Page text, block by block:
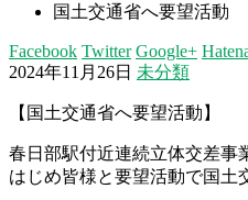
国土交通省へ要望活動
Facebook Twitter Google+
2024年11月26日 未分類
【国土交通省へ要望活動】
春日部駅付近連続立体交差事
はじめ皆様と要望活動で国土